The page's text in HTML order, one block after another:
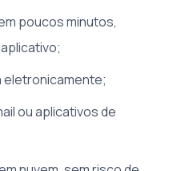
poucos minutos,
eletronicamente;
ou aplicativos de